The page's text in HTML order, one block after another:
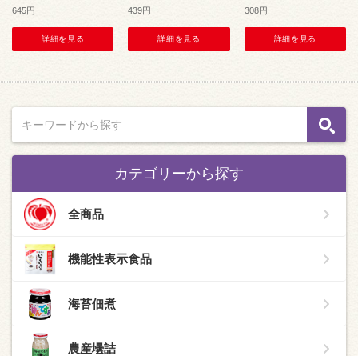
645円
詳細を見る
439円
詳細を見る
308円
詳細を見る
カテゴリーから探す
全商品
機能性表示食品
海苔佃煮
農産壜詰